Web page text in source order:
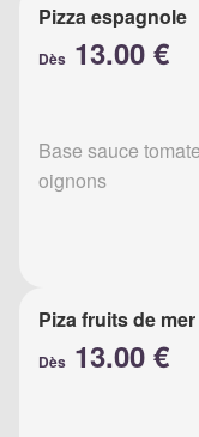
Pizza espagnole
Dès 13.00 €
Base sauce
oignons
Piza fruits de mer
Dès 13.00 €